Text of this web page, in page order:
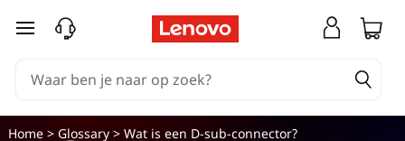
Ga naar de hoofdinhoud
Home> Glossary> Wat is een D-sub-connector?